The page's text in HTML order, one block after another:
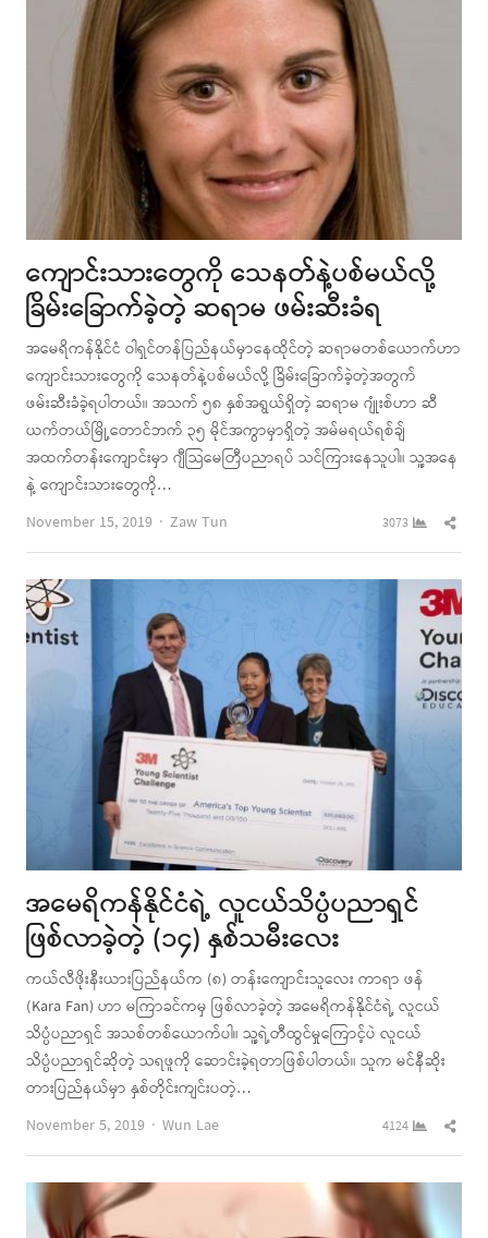
ကျောင်းသားတွေကို သေနတ်နဲ့ပစ်မယ်လို့
ခြိမ်းခြောက်ခဲ့တဲ့ ဆရာမ ဖမ်းဆီးခံရ
အမေရိကန်နိုင်ငံ ဝါရှင်တန်ပြည်နယ်မှာနေထိုင်တဲ့ ဆရာမတစ်ယောက်ဟာ
ကျောင်းသားတွေကို သေနတ်နဲ့ပစ်မယ်လို့ ခြိမ်းခြောက်ခဲ့တဲ့အတွက်
ဖမ်းဆီးခံခဲ့ရပါတယ်။ အသက် ၅၈ နှစ်အရွယ်ရှိတဲ့ ဆရာမ ဂျုံးစ်ဟာ ဆီ
ယက်တယ်မြို့တောင်ဘက် ၃၅ မိုင်အကွာမှာရှိတဲ့ အမ်မရယ်ရစ်ချ်
အထက်တန်းကျောင်းမှာ ဂျီသြမေတြီပညာရပ် သင်ကြားနေသူပါ။ သူ့အနေ
နဲ့ ကျောင်းသားတွေကို…
November 15, 2019
Author
Zaw Tun 3073
အမေရိကန်နိုင်ငံရဲ့ လူငယ်သိပ္ပံပညာရှင်
ဖြစ်လာခဲ့တဲ့ (၁၄) နှစ်သမီးလေး
ကယ်လီဖိုးနီးယားပြည်နယ်က (၈) တန်းကျောင်းသူလေး ကာရာ ဖန်
(Kara Fan) ဟာ မကြာခင်ကမှ ဖြစ်လာခဲ့တဲ့ အမေရိကန်နိုင်ငံရဲ့ လူငယ်
သိပ္ပံပညာရှင် အသစ်တစ်ယောက်ပါ။ သူ့ရဲ့တီထွင်မှုကြောင့်ပဲ လူငယ်
သိပ္ပံပညာရှင်ဆိုတဲ့ သရဖူကို ဆောင်းခဲ့ရတာဖြစ်ပါတယ်။ သူက မင်နီဆိုး
တားပြည်နယ်မှာ နှစ်တိုင်းကျင်းပတဲ့…
November 5, 2019
Author
Wun Lae 4124